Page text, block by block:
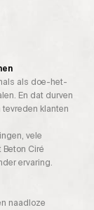
als doe-het-
En dat durven
klanten
vele
Ciré
ervaring.
naadloze